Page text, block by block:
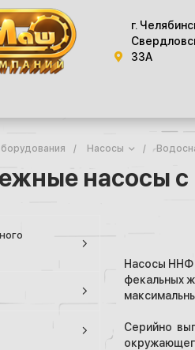
г.
33А
/ Насосы /
насосы
Насосы ННФ
фекальных
Серийно